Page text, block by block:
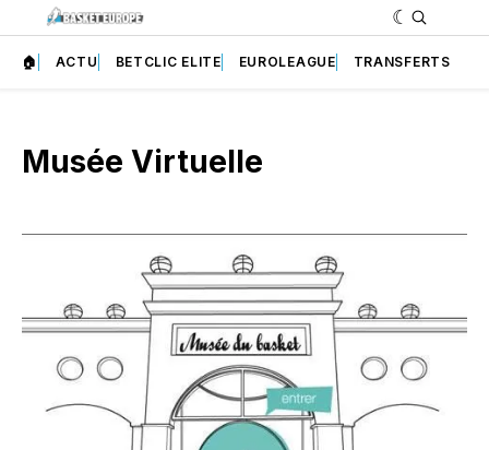
🏠 ACTU BETCLIC ELITE EUROLEAGUE TRANSFERTS
Musée Virtuelle